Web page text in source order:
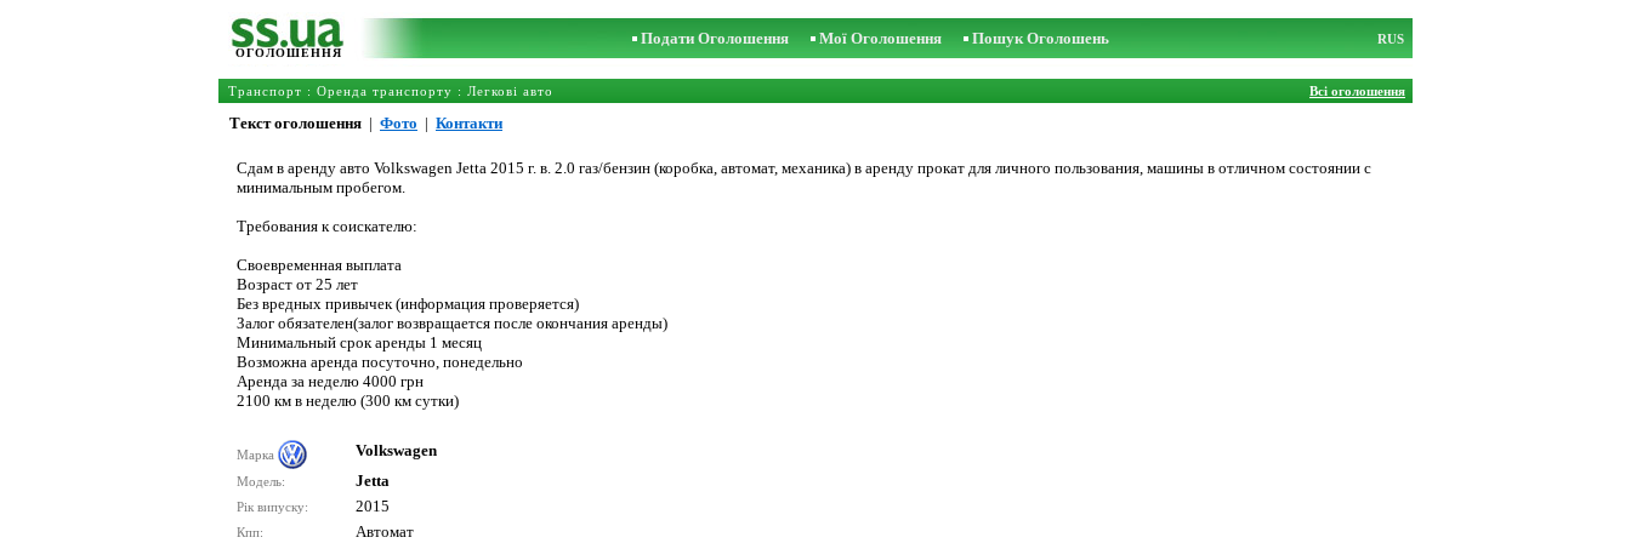
ОГОЛОШЕННЯ
Подати Оголошення Мої Оголошення Пошук Оголошень RUS
Транспорт : Оренда транспорту : Легкові авто Всі оголошення
Текст оголошення | Фото | Контакти
Сдам в аренду авто Volkswagen Jetta 2015 г. в. 2.0 газ/бензин (коробка, автомат, механика) в аренду прокат для личного пользования, машины в отличном состоянии с
минимальным пробегом.
Требования к соискателю:
Своевременная выплата
Возраст от 25 лет
Без вредных привычек (информация проверяется)
Залог обязателен(залог возвращается после окончания аренды)
Минимальный срок аренды 1 месяц
Возможна аренда посуточно, понедельно
Аренда за неделю 4000 грн
2100 км в неделю (300 км сутки)
Марка Volkswagen
Модель: Jetta
Рік випуску: 2015
Кпп: Автомат